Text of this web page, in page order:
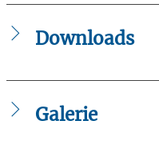
Downloads
2023-01-
Galerie